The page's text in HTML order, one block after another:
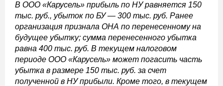
В ООО «Карусель» прибыль по НУ равняется 150
тыс. руб., убыток по БУ — 300 тыс. руб. Ранее
организация признала ОНА по перенесенному на
будущее убытку; сумма перенесенного убытка
равна 400 тыс. руб. В текущем налоговом
периоде ООО «Карусель» может погасить часть
убытка в размере 150 тыс. руб. за счет
полученной в НУ прибыли. Кроме того, в текущем